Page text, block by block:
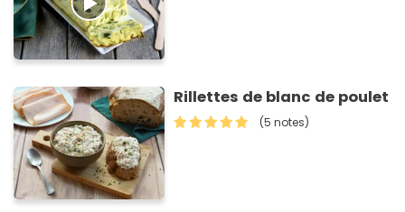
Rillettes de blanc de poulet
(5 notes)